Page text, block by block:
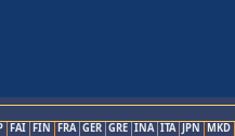
FAI FIN FRA GER GRE INA ITA JPN MKD